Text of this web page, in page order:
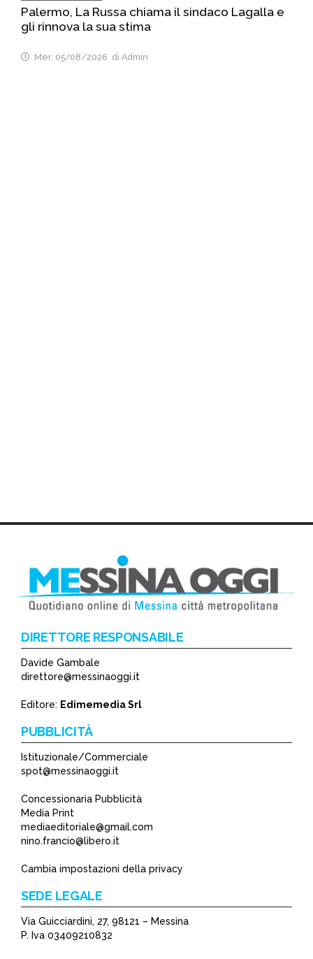
Palermo, La Russa chiama il sindaco Lagalla e
gli rinnova la sua stima
Mer, 05/08/2026 di Admin
DIRETTORE RESPONSABILE
Davide Gambale
direttore@messinaoggi.it
Editore: Edimemedia Srl
PUBBLICITÀ
Istituzionale/Commerciale
spot@messinaoggi.it
Concessionaria Pubblicità
Media Print
mediaeditoriale@gmail.com
nino.francio@libero.it
Cambia impostazioni della privacy
SEDE LEGALE
Via Guicciardini, 27, 98121 – Messina
P. Iva 03409210832